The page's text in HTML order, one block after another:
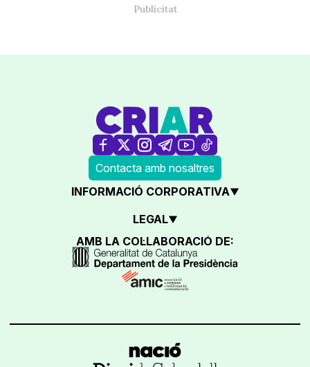
Contacta amb nosaltres
INFORMACIÓ CORPORATIVA
LEGAL
AMB LA COL·LABORACIÓ DE: